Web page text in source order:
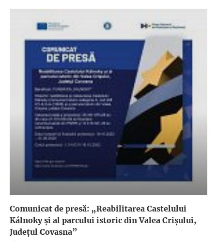
Comunicat de presă: „Reabilitarea Castelului
Kálnoky și al parcului istoric din Valea Crișului,
Județul Covasna”